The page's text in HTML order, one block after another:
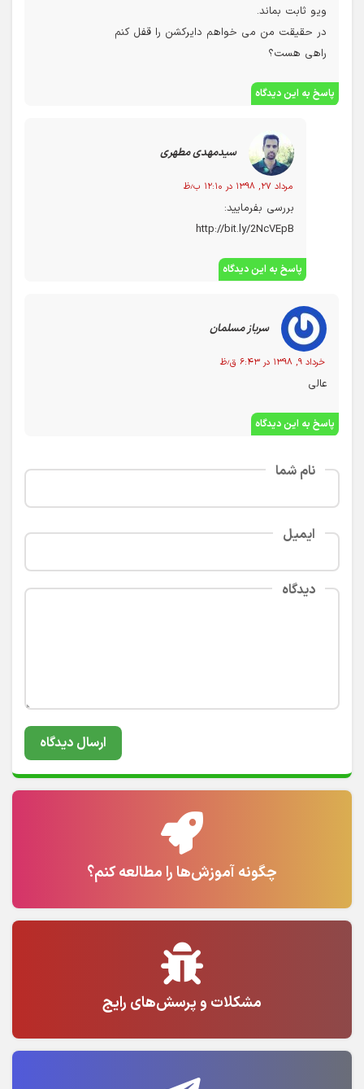
ویو ثابت بماند.
در حقیقت من می خواهم دایرکشن را قفل کنم
راهی هست؟
پاسخ به این دیدگاه
سیدمهدی مطهری
مرداد ۲۷, ۱۳۹۸ در ۱۲:۱۰ ب٫ظ
بررسی بفرمایید:
http://bit.ly/2NcVEpB
پاسخ به این دیدگاه
سرباز مسلمان
خرداد ۹, ۱۳۹۸ در ۶:۴۳ ق٫ظ
عالی
پاسخ به این دیدگاه
نام شما
ایمیل
دیدگاه
چگونه آموزش‌ها را مطالعه کنم؟
مشکلات و پرسش‌های رایج